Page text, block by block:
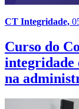
CT Integridade,
Curso do
integridade
na